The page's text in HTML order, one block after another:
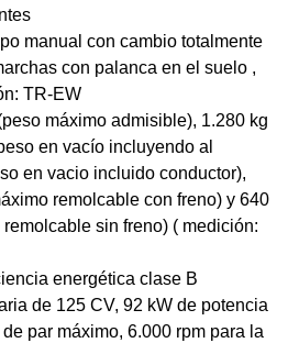
manual con cambio totalmente
con palanca en el suelo ,
TR-EW
máximo admisible), 1.280 kg
en vacío incluyendo al
en vacio incluido conductor),
remolcable con freno) y 640
sin freno) ( medición:
energética clase B
de 125 CV, 92 kW de potencia
par máximo, 6.000 rpm para la